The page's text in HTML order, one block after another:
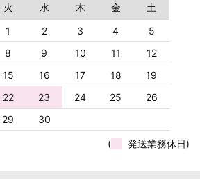
火 水 木 金
土
1
2 3 4
5
8 9 10 11
12
15 16 17 18
19
22 23 24 25
26
29 30
( 発送業務休日)